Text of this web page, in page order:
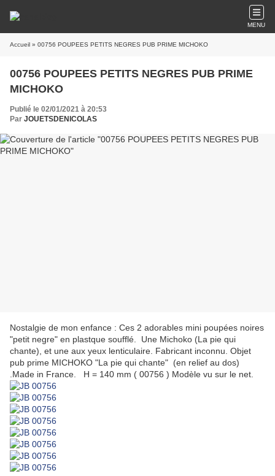
MENU
Accueil » 00756 POUPEES PETITS NEGRES PUB PRIME MICHOKO
00756 POUPEES PETITS NEGRES PUB PRIME
MICHOKO
Publié le 02/01/2021 à 20:53
Par JOUETSDENICOLAS
Nostalgie de mon enfance : Ces 2 adorables mini poupées noires
"petit negre" en plastque soufflé. Une Michoko (La pie qui
chante), et une aux yeux lenticulaire. Fabricant inconnu. Objet
pub prime MICHOKO "La pie qui chante" (en relief au dos)
.Made in France. H = 140 mm ( 00756 ) Modèle vu sur le net.